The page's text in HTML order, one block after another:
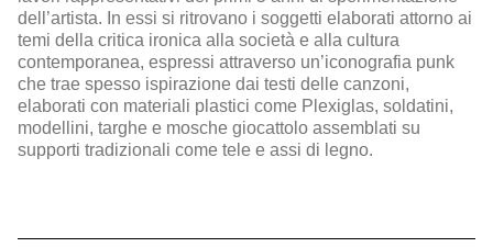
dell’artista. In essi si ritrovano i soggetti elaborati attorno ai
temi della critica ironica alla società e alla cultura
contemporanea, espressi attraverso un’iconografia punk
che trae spesso ispirazione dai testi delle canzoni,
elaborati con materiali plastici come Plexiglas, soldatini,
modellini, targhe e mosche giocattolo assemblati su
supporti tradizionali come tele e assi di legno.